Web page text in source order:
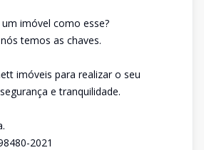
imóvel como esse?
temos as chaves.
imóveis para realizar o seu
e tranquilidade.
2021